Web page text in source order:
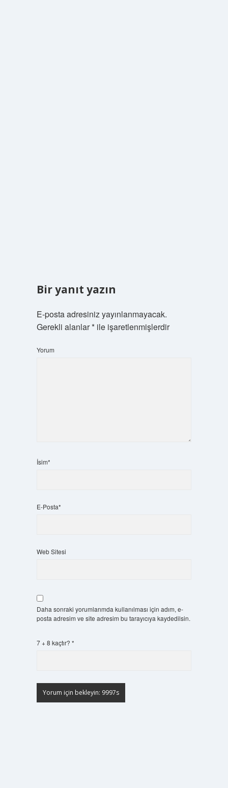
Bir yanıt yazın
E-posta adresiniz yayınlanmayacak.
Gerekli alanlar*ile işaretlenmişlerdir
Yorum
İsim*
E-Posta*
Web Sitesi
Daha sonraki yorumlarımda kullanılması için adım, e-
posta adresim ve site adresim bu tarayıcıya kaydedilsin.
7 + 8 kaçtır? *